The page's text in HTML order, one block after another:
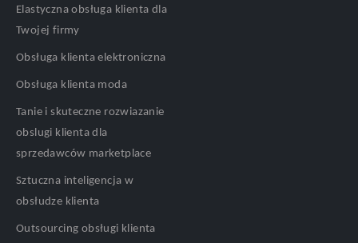
Elastyczna obsługa klienta dla
Twojej firmy
Obsługa klienta elektroniczna
Obsługa klienta moda
Tanie i skuteczne rozwiazanie
obslugi klienta dla
sprzedawców marketplace
Sztuczna inteligencja w
obsłudze klienta
Outsourcing obsługi klienta